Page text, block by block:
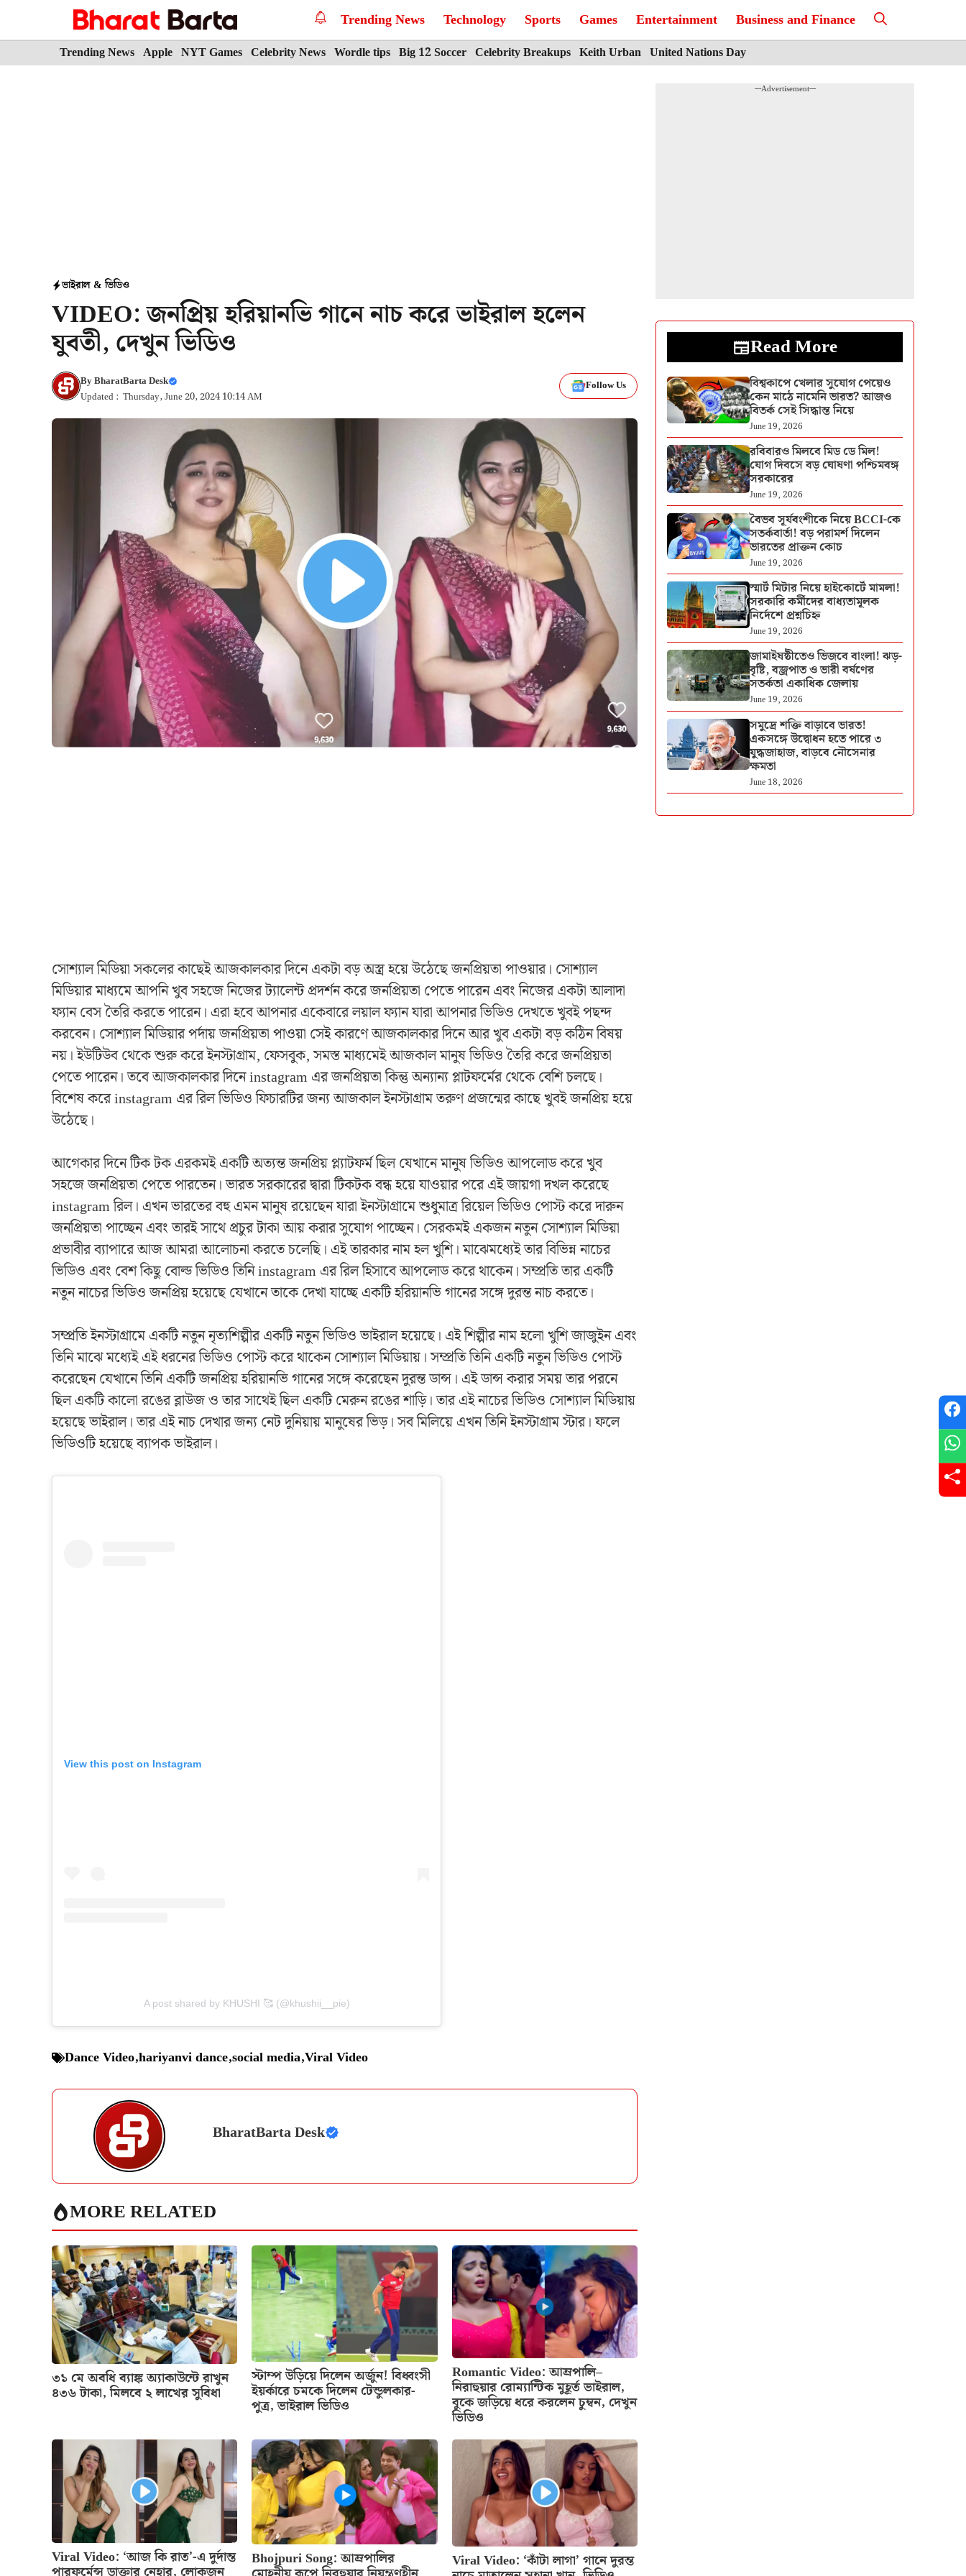
Trending News Technology Sports Games Entertainment Business and Finance
Trending News Apple NYT Games Celebrity News Wordle tips Big 12 Soccer Celebrity Breakups Keith Urban United Nations Day
ভাইরাল & ভিডিও
VIDEO: জনপ্রিয় হরিয়ানভি গানে নাচ করে ভাইরাল হলেন
যুবতী, দেখুন ভিডিও
ByBharatBarta Desk
Updated : Thursday, June 20, 2024 10:14 AM
Follow Us
সোশ্যাল মিডিয়া সকলের কাছেই আজকালকার দিনে একটা বড় অস্ত্র হয়ে উঠেছে জনপ্রিয়তা পাওয়ার। সোশ্যাল
মিডিয়ার মাধ্যমে আপনি খুব সহজে নিজের ট্যালেন্ট প্রদর্শন করে জনপ্রিয়তা পেতে পারেন এবং নিজের একটা আলাদা
ফ্যান বেস তৈরি করতে পারেন। এরা হবে আপনার একেবারে লয়াল ফ্যান যারা আপনার ভিডিও দেখতে খুবই পছন্দ
করবেন। সোশ্যাল মিডিয়ার পর্দায় জনপ্রিয়তা পাওয়া সেই কারণে আজকালকার দিনে আর খুব একটা বড় কঠিন বিষয়
নয়। ইউটিউব থেকে শুরু করে ইনস্টাগ্রাম, ফেসবুক, সমস্ত মাধ্যমেই আজকাল মানুষ ভিডিও তৈরি করে জনপ্রিয়তা
পেতে পারেন। তবে আজকালকার দিনে instagram এর জনপ্রিয়তা কিন্তু অন্যান্য প্লাটফর্মের থেকে বেশি চলছে।
বিশেষ করে instagram এর রিল ভিডিও ফিচারটির জন্য আজকাল ইনস্টাগ্রাম তরুণ প্রজন্মের কাছে খুবই জনপ্রিয় হয়ে
উঠেছে।
আগেকার দিনে টিক টক এরকমই একটি অত্যন্ত জনপ্রিয় প্ল্যাটফর্ম ছিল যেখানে মানুষ ভিডিও আপলোড করে খুব
সহজে জনপ্রিয়তা পেতে পারতেন। ভারত সরকারের দ্বারা টিকটক বন্ধ হয়ে যাওয়ার পরে এই জায়গা দখল করেছে
instagram রিল। এখন ভারতের বহু এমন মানুষ রয়েছেন যারা ইনস্টাগ্রামে শুধুমাত্র রিয়েল ভিডিও পোস্ট করে দারুন
জনপ্রিয়তা পাচ্ছেন এবং তারই সাথে প্রচুর টাকা আয় করার সুযোগ পাচ্ছেন। সেরকমই একজন নতুন সোশ্যাল মিডিয়া
প্রভাবীর ব্যাপারে আজ আমরা আলোচনা করতে চলেছি। এই তারকার নাম হল খুশি। মাঝেমধ্যেই তার বিভিন্ন নাচের
ভিডিও এবং বেশ কিছু বোল্ড ভিডিও তিনি instagram এর রিল হিসাবে আপলোড করে থাকেন। সম্প্রতি তার একটি
নতুন নাচের ভিডিও জনপ্রিয় হয়েছে যেখানে তাকে দেখা যাচ্ছে একটি হরিয়ানভি গানের সঙ্গে দুরন্ত নাচ করতে।
সম্প্রতি ইনস্টাগ্রামে একটি নতুন নৃত্যশিল্পীর একটি নতুন ভিডিও ভাইরাল হয়েছে। এই শিল্পীর নাম হলো খুশি জাজুইন এবং
তিনি মাঝে মধ্যেই এই ধরনের ভিডিও পোস্ট করে থাকেন সোশ্যাল মিডিয়ায়। সম্প্রতি তিনি একটি নতুন ভিডিও পোস্ট
করেছেন যেখানে তিনি একটি জনপ্রিয় হরিয়ানভি গানের সঙ্গে করেছেন দুরন্ত ডান্স। এই ডান্স করার সময় তার পরনে
ছিল একটি কালো রঙের ব্লাউজ ও তার সাথেই ছিল একটি মেরুন রঙের শাড়ি। তার এই নাচের ভিডিও সোশ্যাল মিডিয়ায়
হয়েছে ভাইরাল। তার এই নাচ দেখার জন্য নেট দুনিয়ায় মানুষের ভিড়। সব মিলিয়ে এখন তিনি ইনস্টাগ্রাম স্টার। ফলে
ভিডিওটি হয়েছে ব্যাপক ভাইরাল।
View this post on Instagram
A post shared by KHUSHI 🥰 (@khushii__pie)
Dance Video,hariyanvi dance,social media,Viral Video
BharatBarta Desk
MORE RELATED
৩১ মে অবধি ব্যাঙ্ক অ্যাকাউন্টে রাখুন
৪৩৬ টাকা, মিলবে ২ লাখের সুবিধা
স্টাম্প উড়িয়ে দিলেন অর্জুন! বিধ্বংসী
ইয়র্কারে চমকে দিলেন টেন্ডুলকার-
পুত্র, ভাইরাল ভিডিও
Romantic Video: আম্রপালি–
নিরাহুয়ার রোম্যান্টিক মুহূর্ত ভাইরাল,
বুকে জড়িয়ে ধরে করলেন চুম্বন, দেখুন
ভিডিও
Viral Video: ‘আজ কি রাত’-এ দুর্দান্ত Bhojpuri Song: আম্রপালির Viral Video: ‘কাঁটা লাগা’ গানে দুরন্ত
---Advertisement---
Read More
বিশ্বকাপে খেলার সুযোগ পেয়েও
কেন মাঠে নামেনি ভারত? আজও
বিতর্ক সেই সিদ্ধান্ত নিয়ে
June 19, 2026
রবিবারও মিলবে মিড ডে মিল!
যোগ দিবসে বড় ঘোষণা পশ্চিমবঙ্গ
সরকারের
June 19, 2026
বৈভব সূর্যবংশীকে নিয়ে BCCI-কে
সতর্কবার্তা! বড় পরামর্শ দিলেন
ভারতের প্রাক্তন কোচ
June 19, 2026
স্মার্ট মিটার নিয়ে হাইকোর্টে মামলা!
সরকারি কর্মীদের বাধ্যতামূলক
নির্দেশে প্রশ্নচিহ্ন
June 19, 2026
জামাইষষ্ঠীতেও ভিজবে বাংলা! ঝড়-
বৃষ্টি, বজ্রপাত ও ভারী বর্ষণের
সতর্কতা একাধিক জেলায়
June 19, 2026
সমুদ্রে শক্তি বাড়াবে ভারত!
একসঙ্গে উদ্বোধন হতে পারে ৩
যুদ্ধজাহাজ, বাড়বে নৌসেনার
ক্ষমতা
June 18, 2026